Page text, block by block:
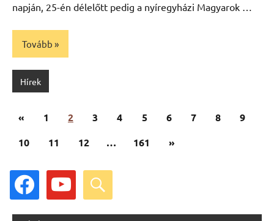
napján, 25-én délelőtt pedig a nyíregyházi Magyarok …
Tovább
Hírek
Bejegyzések
lapozása
«Előző
1 2 3 4 5 6 7 8
9
10
11 12 … 161
Következő
»
facebook youtube search